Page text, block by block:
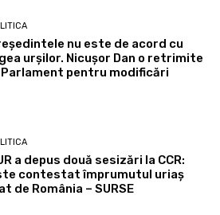
nu este de acord cu
urșilor. Nicușor Dan o retrimite
Parlament pentru modificări
a depus două sesizări la CCR:
contestat împrumutul uriaș
de România – SURSE